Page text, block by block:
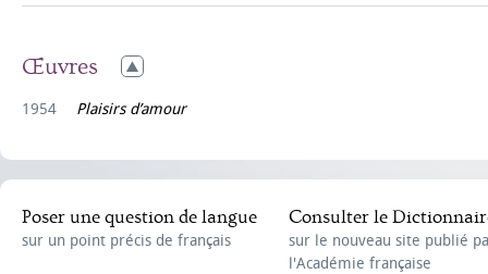
Œuvres
1954 Plaisirs d’amour
Poser une question de langue
sur un point précis de français
Consulter le
sur le nouveau site publié
l'Académie française